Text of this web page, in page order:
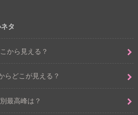
タ
から見える？
らどこが見える？
最高峰は？